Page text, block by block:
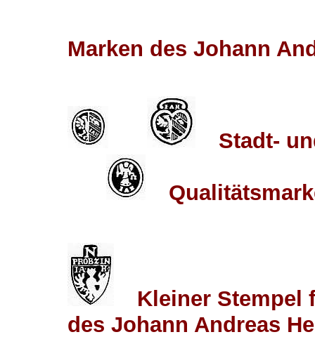
Marken des Johann
Stadt-
Kleiner Stempel
des Johann Andreas